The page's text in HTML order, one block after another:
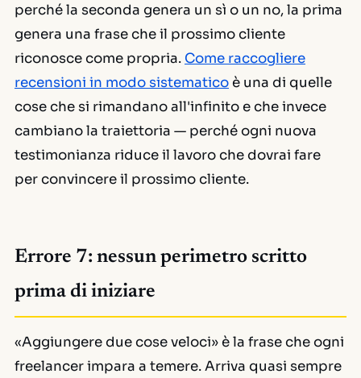
perché la seconda genera un sì o un no, la prima
genera una frase che il prossimo cliente
riconosce come propria. Come raccogliere
recensioni in modo sistematicoè una di quelle
cose che si rimandano all'infinito e che invece
cambiano la traiettoria — perché ogni nuova
testimonianza riduce il lavoro che dovrai fare
per convincere il prossimo cliente.
Errore 7: nessun perimetro scritto
prima di iniziare
«Aggiungere due cose veloci» è la frase che ogni
freelancer impara a temere. Arriva quasi sempre